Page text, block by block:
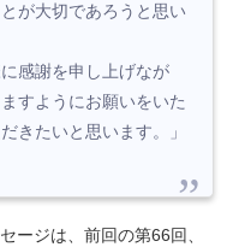
が大切であろうと思い
感謝を申し上げなが
すようにお願いをいた
きたいと思います。」
ージは、前回の第66回、